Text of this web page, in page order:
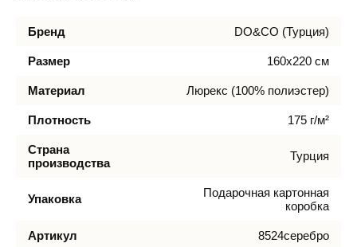
Бренд DO&CO (Турция)
Размер 160х220 см
Материал Люрекс (100% полиэстер)
Плотность 175 г/м²
Страна
производства
Турция
Упаковка
Подарочная картонная
коробка
Артикул 8524серебро